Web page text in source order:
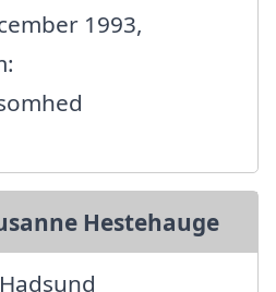
1993,
Hestehauge